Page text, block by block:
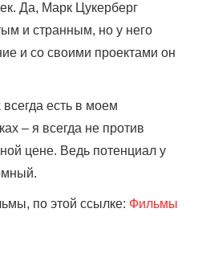
Да, Марк Цукерберг
и странным, но у него
и со своими проектами он
всегда есть в моем
– я всегда не против
цене. Ведь потенциал у
по этой ссылке: Фильмы